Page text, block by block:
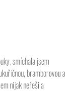
smíchala jsem
bramborovou a
nijak neřešila